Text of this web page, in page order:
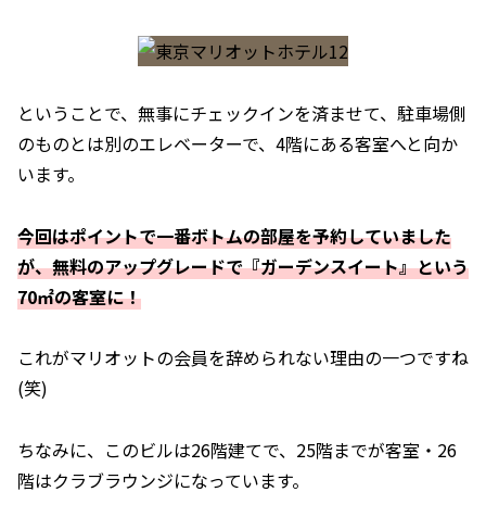
ということで、無事にチェックインを済ませて、駐車場側
のものとは別のエレベーターで、4階にある客室へと向か
います。
今回はポイントで一番ボトムの部屋を予約していました
が、無料のアップグレードで『ガーデンスイート』という
70㎡の客室に！
これがマリオットの会員を辞められない理由の一つですね
(笑)
ちなみに、このビルは26階建てで、25階までが客室・26
階はクラブラウンジになっています。